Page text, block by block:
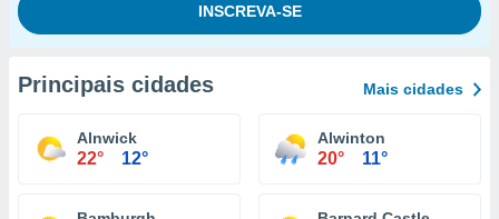
Principais cidades Mais cidades
Alnwick
22° 12°
Alwinton
20° 11°